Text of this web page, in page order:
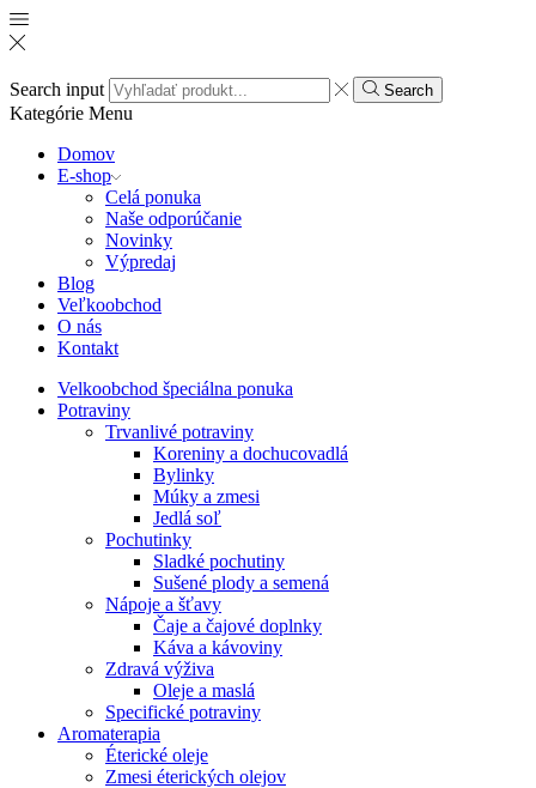
Search input Search
Kategórie Menu
Domov
E-shop
Celá ponuka
Naše odporúčanie
Novinky
Výpredaj
Blog
Veľkoobchod
O nás
Kontakt
Velkoobchod špeciálna ponuka
Potraviny
Trvanlivé potraviny
Koreniny a dochucovadlá
Bylinky
Múky a zmesi
Jedlá soľ
Pochutinky
Sladké pochutiny
Sušené plody a semená
Nápoje a šťavy
Čaje a čajové doplnky
Káva a kávoviny
Zdravá výživa
Oleje a maslá
Specifické potraviny
Aromaterapia
Éterické oleje
Zmesi éterických olejov